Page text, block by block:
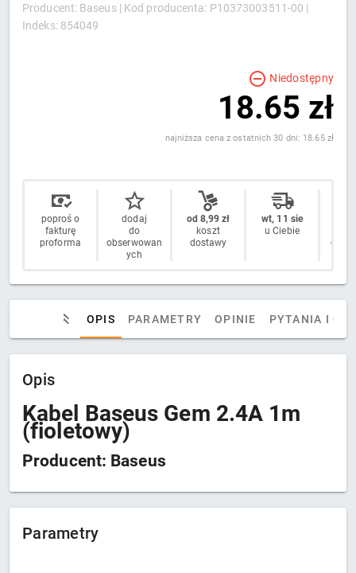
Producent: Baseus | Kod producenta: P10373003511-00 |
Indeks: 854049
Niedostępny
18.65 zł
najniższa cena z ostatnich 30 dni: 18.65 zł
poproś o
fakturę
proforma
dodaj
do
obserwowan
ych
od 8,99 zł
koszt
dostawy
wt, 11 sie
u Ciebie
OPIS PARAMETRY OPINIE PYTANIA I
Opis
Kabel Baseus Gem 2.4A 1m
(fioletowy)
Producent: Baseus
Parametry